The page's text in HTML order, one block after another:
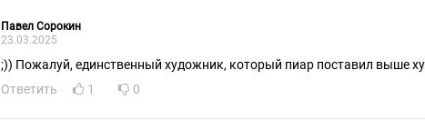
Павел Сорокин
23.03.2025
;)) Пожалуй, единственный художник, который пиар поставил выше
Ответить
1 0